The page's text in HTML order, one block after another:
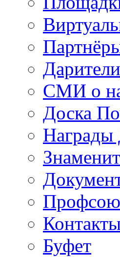
Дарители
СМИ о
Доска
Награды
Буфет